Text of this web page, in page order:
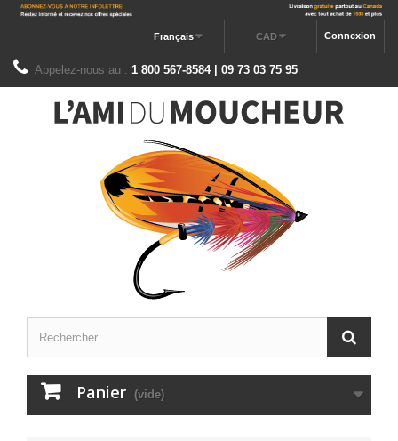
Connexion
CAD
Français
Appelez-nous au : 1 800 567-8584 | 09 73 03 75 95
Panier (vide)